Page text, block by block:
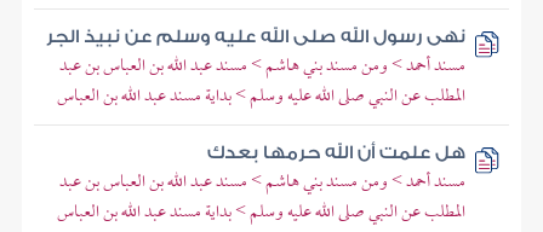
نهى رسول الله صلى الله عليه وسلم عن نبيذ الجر
مسند أحمد > ومن مسند بني هاشم > مسند عبد الله بن العباس بن عبد
المطلب عن النبي صلى الله عليه وسلم > بداية مسند عبد الله بن العباس
هل علمت أن الله حرمها بعدك
مسند أحمد > ومن مسند بني هاشم > مسند عبد الله بن العباس بن عبد
المطلب عن النبي صلى الله عليه وسلم > بداية مسند عبد الله بن العباس